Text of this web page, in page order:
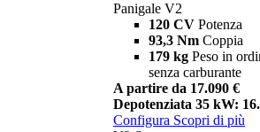
Panigale V2
120 CV Potenza
93,3 Nm Coppia
179 kg Peso in
senza carburante
A partire da 17.090 €
Depotenziata 35 kW:
Configura Scopri di più